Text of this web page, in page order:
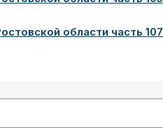
области часть 107